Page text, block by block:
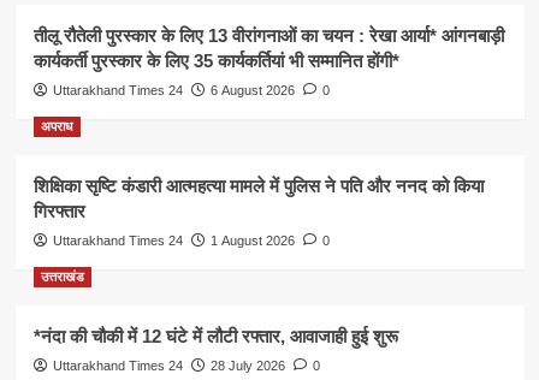
तीलू रौतेली पुरस्कार के लिए 13 वीरांगनाओं का चयन : रेखा आर्या* आंगनबाड़ी
कार्यकर्ती पुरस्कार के लिए 35 कार्यकर्तियां भी सम्मानित होंगी*
Uttarakhand Times 24 6 August 2026 0
अपराध
शिक्षिका सृष्टि कंडारी आत्महत्या मामले में पुलिस ने पति और ननद को किया
गिरफ्तार
Uttarakhand Times 24 1 August 2026 0
उत्तराखंड
*नंदा की चौकी में 12 घंटे में लौटी रफ्तार, आवाजाही हुई शुरू
Uttarakhand Times 24 28 July 2026 0